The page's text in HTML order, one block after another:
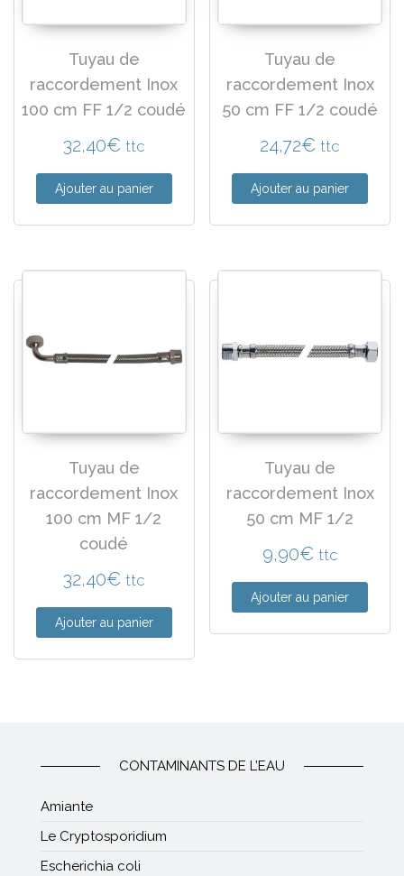
Tuyau de
raccordement Inox
100 cm FF 1/2 coudé
32,40€ ttc
Ajouter au panier
Tuyau de
raccordement Inox
50 cm FF 1/2 coudé
24,72€ ttc
Ajouter au panier
Tuyau de
raccordement Inox
100 cm MF 1/2
coudé
32,40€ ttc
Ajouter au panier
Tuyau de
raccordement Inox
50 cm MF 1/2
9,90€ ttc
Ajouter au panier
CONTAMINANTS DE L’EAU
Amiante
Le Cryptosporidium
Escherichia coli